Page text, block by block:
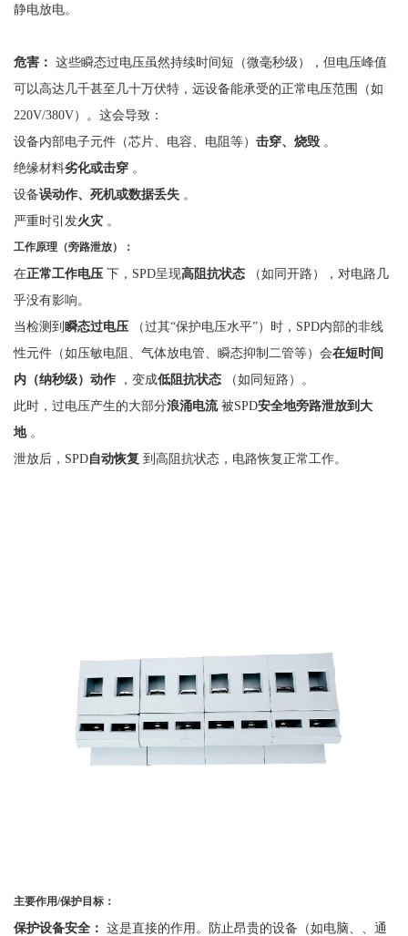
静电放电。
危害： 这些瞬态过电压虽然持续时间短（微毫秒级），但电压峰值
可以高达几千甚至几十万伏特，远设备能承受的正常电压范围（如
220V/380V）。这会导致：
设备内部电子元件（芯片、电容、电阻等） 击穿、烧毁 。
绝缘材料劣化或击穿 。
设备误动作、死机或数据丢失 。
严重时引发火灾 。
工作原理（旁路泄放）：
在正常工作电压 下， SPD呈现高阻抗状态
（如同开路），对电路几
乎没有影响。
当检测到瞬态过电压 （过其“保护电压水平”）时，SPD内部的非线
性元件（如压敏电阻、气体放电管、瞬态抑制二管等）会在短时间
内（纳秒级）动作
，变成低阻抗状态
（如同短路）。
此时，过电压产生的大部分浪涌电流 被SPD安全地旁路泄放到大
地 。
泄放后， SPD自动恢复 到高阻抗状态，电路恢复正常工作。
主要作用/保护目标：
保护设备安全： 这是直接的作用。防止昂贵的设备（如电脑、、通